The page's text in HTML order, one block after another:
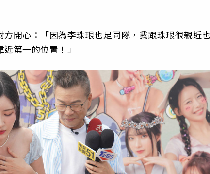
開心：「因為李珠珢也是同隊，我跟珠珢很親近也
第一的位置！」